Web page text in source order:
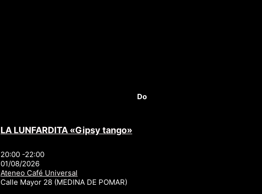
Do
LA LUNFARDITA «Gipsy tango»
20:00 -22:00
01/08/2026
Ateneo Café Universal
Calle Mayor 28 (MEDINA DE POMAR)